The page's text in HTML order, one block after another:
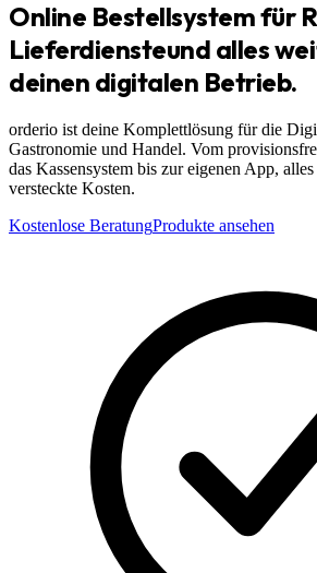
Online Bestellsystem für
Lieferdiensteund alles
deinen digitalen Betrieb.
orderio ist deine Komplettlösung für die
Gastronomie und Handel. Vom
das Kassensystem bis zur eigenen App,
versteckte Kosten.
Kostenlose BeratungProdukte ansehen